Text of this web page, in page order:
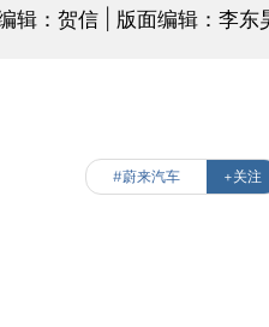
辑：贺信 | 版面编辑：李东
#蔚来汽车 +关注